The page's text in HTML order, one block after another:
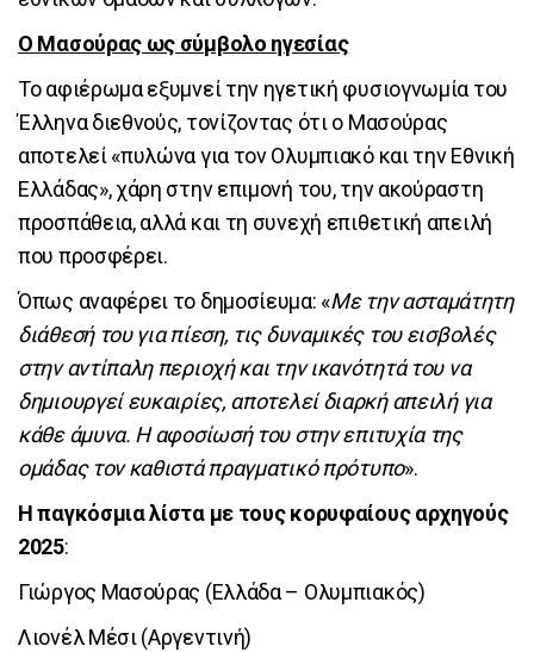
Ο Μασούρας ως σύμβολο ηγεσίας
Το αφιέρωμα εξυμνεί την ηγετική φυσιογνωμία του
Έλληνα διεθνούς, τονίζοντας ότι ο Μασούρας
αποτελεί «πυλώνα για τον Ολυμπιακό και την Εθνική
Ελλάδας», χάρη στην επιμονή του, την ακούραστη
προσπάθεια, αλλά και τη συνεχή επιθετική απειλή
που προσφέρει.
Όπως αναφέρει το δημοσίευμα: «Με την ασταμάτητη
διάθεσή του για πίεση, τις δυναμικές του εισβολές
στην αντίπαλη περιοχή και την ικανότητά του να
δημιουργεί ευκαιρίες, αποτελεί διαρκή απειλή για
κάθε άμυνα. Η αφοσίωσή του στην επιτυχία της
ομάδας τον καθιστά πραγματικό πρότυπο».
Η παγκόσμια λίστα με τους κορυφαίους αρχηγούς
2025:
Γιώργος Μασούρας (Ελλάδα – Ολυμπιακός)
Λιονέλ Μέσι (Αργεντινή)